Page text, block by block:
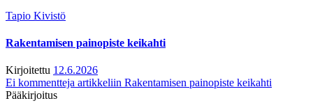
Tapio Kivistö
Rakentamisen painopiste keikahti
Kirjoitettu 12.6.2026
Ei kommentteja artikkeliin Rakentamisen painopiste keikahti
Pääkirjoitus